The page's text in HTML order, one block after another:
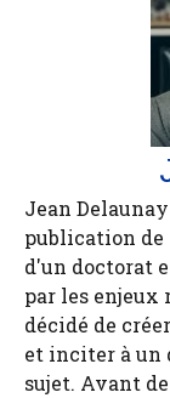
Jean
publication de
d'un doctorat
par les enjeux
décidé de
et inciter à un
sujet. Avant